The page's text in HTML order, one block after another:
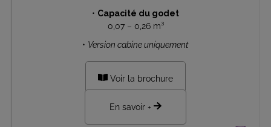
• Capacité du godet
0,07 – 0,26 m³
• Version cabine uniquement
Voir la brochure
En savoir +